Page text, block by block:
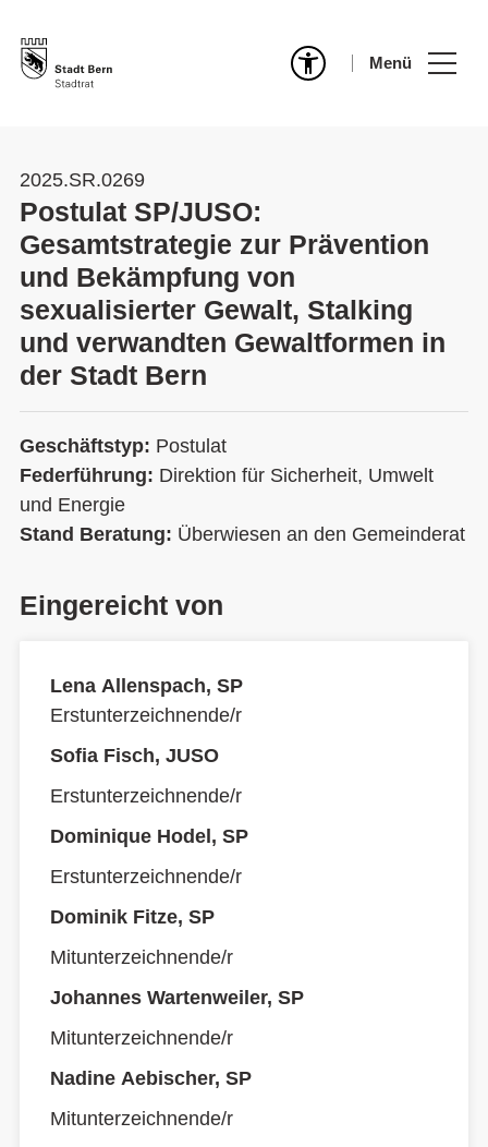
Menü
2025.SR.0269
Postulat SP/JUSO:
Gesamtstrategie zur Prävention
und Bekämpfung von
sexualisierter Gewalt, Stalking
und verwandten Gewaltformen in
der Stadt Bern
Geschäftstyp: Postulat
Federführung: Direktion für Sicherheit, Umwelt
und Energie
Stand Beratung: Überwiesen an den Gemeinderat
Eingereicht von
Lena Allenspach, SP
Erstunterzeichnende/r
Sofia Fisch, JUSO
Erstunterzeichnende/r
Dominique Hodel, SP
Erstunterzeichnende/r
Dominik Fitze, SP
Mitunterzeichnende/r
Johannes Wartenweiler, SP
Mitunterzeichnende/r
Nadine Aebischer, SP
Mitunterzeichnende/r